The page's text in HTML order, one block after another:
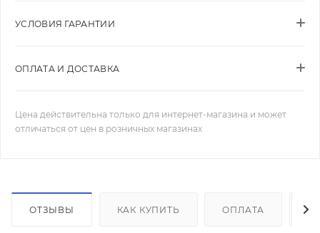
УСЛОВИЯ ГАРАНТИИ
ОПЛАТА И ДОСТАВКА
Цена действительна только для интернет-магазина и может
отличаться от цен в розничных магазинах
ОТЗЫВЫ КАК КУПИТЬ ОПЛАТА